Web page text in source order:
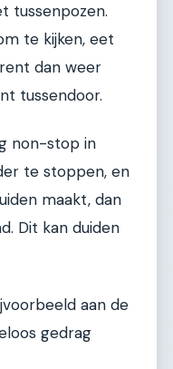
tussenpozen.
te kijken, eet
dan weer
tussendoor.
non-stop in
te stoppen, en
maakt, dan
Dit kan duiden
aan de
gedrag